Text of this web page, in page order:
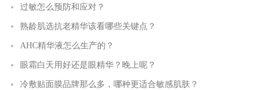
过敏怎么预防和应对？
熟龄肌选抗老精华该看哪些关键点？
AHC精华液怎么生产的？
眼霜白天用好还是眼精华？晚上呢？
冷敷贴面膜品牌那么多，哪种更适合敏感肌肤？